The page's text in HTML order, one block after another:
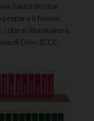
l’unità dei due
prepara il Nuovo,
due si illuminano a
di Dio». (CCC